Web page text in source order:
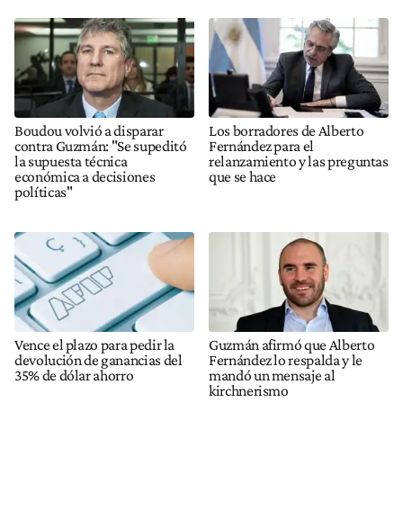
Boudou volvió a disparar
contra Guzmán: "Se supeditó
la supuesta técnica
económica a decisiones
políticas"
Los borradores de Alberto
Fernández para el
relanzamiento y las preguntas
que se hace
Vence el plazo para pedir la
devolución de ganancias del
35% de dólar ahorro
Guzmán afirmó que Alberto
Fernández lo respalda y le
mandó un mensaje al
kirchnerismo